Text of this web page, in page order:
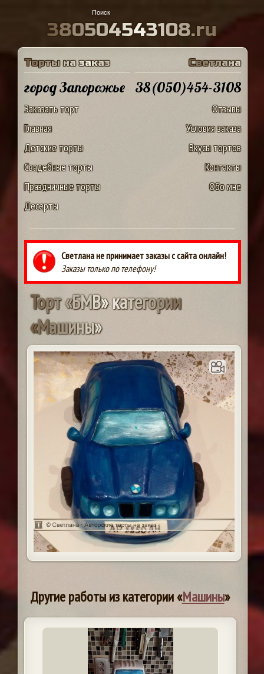
380504543108.ru
Торты на заказ
город Запорожье
Заказать торт
Главная
Детские торты
Свадебные торты
Праздничные торты
Десерты
Светлана
38(050)454-3108
Отзывы
Условия заказа
Вкусы тортов
Контакты
Обо мне
Светлана не принимает заказы с сайта онлайн!
Заказы только по телефону!
Торт«БМВ»категории
«Машины»
Другие работы из категории «Машины»